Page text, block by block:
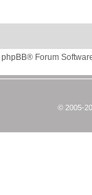
phpBB® Forum
© 2005-